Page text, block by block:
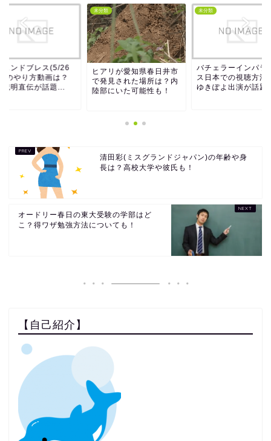
リが愛知県春日井市
見された場所は？内
にいた可能性も！
未分類
バチェラーインパラダイ
ス日本での視聴方法は？
ゆきぽよ出演が話題！
未分類
レジェンドブレス
放送)のやり方動画
葛西紀明直伝が話題
清田彩(ミスグランドジャパン)の年齢や身
長は？高校大学や彼氏も！
オードリー春日の東大受験の学部はど
こ？得ワザ勉強方法についても！
【自己紹介】